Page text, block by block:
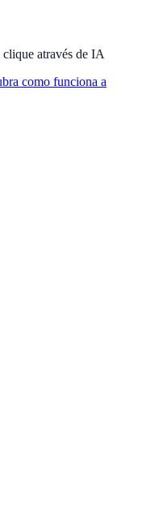
através de IA
como funciona a